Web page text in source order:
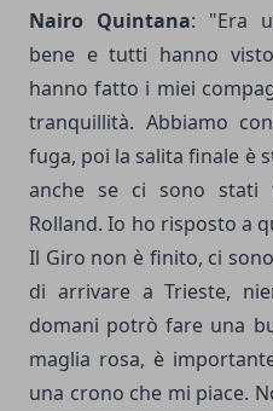
Nairo Quintana: "Era
bene e tutti hanno
hanno fatto i miei
tranquillità. Abbiamo
fuga, poi la salita finale è
anche se ci sono stati
Rolland. Io ho risposto a
Il Giro non è finito, ci
di arrivare a Trieste,
domani potrò fare una
maglia rosa, è
una crono che mi piace.